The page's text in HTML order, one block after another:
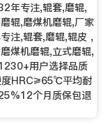
32年专注,辊套,磨辊,
辊,磨煤机磨辊,厂家
注,辊套,磨辊,辊皮 ,
煤机磨辊,立式磨辊,
用户选择品质
度HRC≥65℃平均耐
个月质保包退